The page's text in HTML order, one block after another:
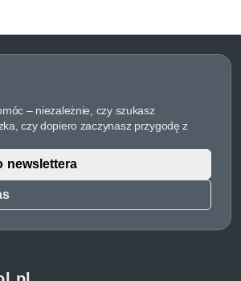
– niezależnie, czy szukasz
czy dopiero zaczynasz przygodę z
newslettera